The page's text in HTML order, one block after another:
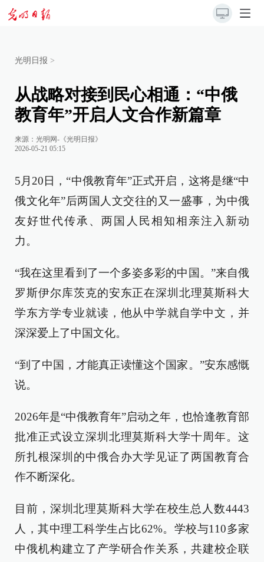
光明日报 >
从战略对接到民心相通：“中俄
教育年”开启人文合作新篇章
来源： 光明网-《光明日报》
2026-05-21 05:15
5月20日，“中俄教育年”正式开启，这将是继“中
俄文化年”后两国人文交往的又一盛事，为中俄
友好世代传承、两国人民相知相亲注入新动
力。
“我在这里看到了一个多姿多彩的中国。”来自俄
罗斯伊尔库茨克的安东正在深圳北理莫斯科大
学东方学专业就读，他从中学就自学中文，并
深深爱上了中国文化。
“到了中国，才能真正读懂这个国家。”安东感慨
说。
2026年是“中俄教育年”启动之年，也恰逢教育部
批准正式设立深圳北理莫斯科大学十周年。这
所扎根深圳的中俄合办大学见证了两国教育合
作不断深化。
目前，深圳北理莫斯科大学在校生总人数4443
人，其中理工科学生占比62%。学校与110多家
中俄机构建立了产学研合作关系，共建校企联